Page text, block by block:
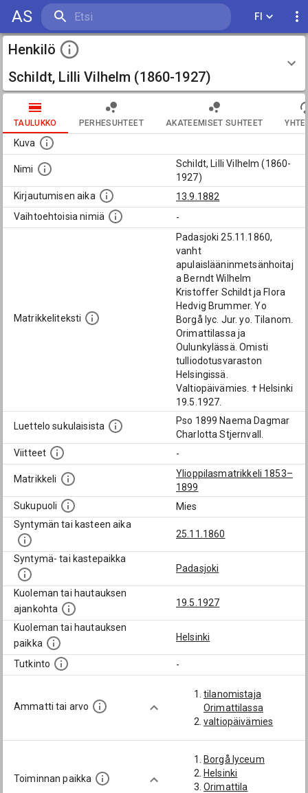
AS FI
Henkilö
Schildt, Lilli Vilhelm (1860-1927)
TAULUKKO PERHESUHTEET AKATEEMISET SUHTEET
Kuva
Nimi
Schildt, Lilli Vilhelm (1860-
1927)
Kirjautumisen aika
13.9.1882
Vaihtoehtoisia nimiä
-
Matrikkeliteksti
Padasjoki 25.11.1860,
vanht
apulaislääninmetsänhoitaj
a Berndt Wilhelm
Kristoffer Schildt ja Flora
Hedvig Brummer. Yo
Borgå lyc. Jur. yo. Tilanom.
Orimattilassa ja
Oulunkylässä. Omisti
tulliodotusvaraston
Helsingissä.
Valtiopäivämies. † Helsinki
19.5.1927.
Luettelo sukulaisista
Pso 1899 Naema Dagmar
Charlotta Stjernvall.
Viitteet
-
Matrikkeli
Ylioppilasmatrikkeli 1853–
1899
Sukupuoli
Mies
Syntymän tai kasteen aika
25.11.1860
Syntymä- tai kastepaikka
Padasjoki
Kuoleman tai hautauksen
ajankohta
19.5.1927
Kuoleman tai hautauksen
paikka
Helsinki
Tutkinto -
Ammatti tai arvo
tilanomistaja
Orimattilassa
valtiopäivämies
Toiminnan paikka
Borgå lyceum
Helsinki
Orimattila